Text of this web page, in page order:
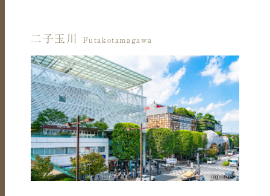
二子玉川 Futakotamagawa
image